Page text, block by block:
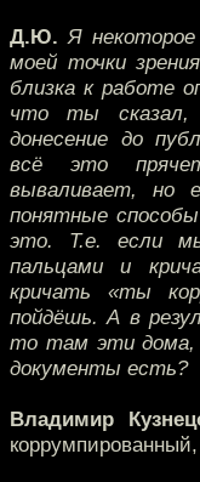
Д.Ю. Я
моей точки
близка к работе
что ты
донесение до
всё это
вываливает, но
понятные
это. Т.е. если
пальцами и
кричать «ты
пойдёшь. А в
то там эти дома,
документы есть?
Владимир